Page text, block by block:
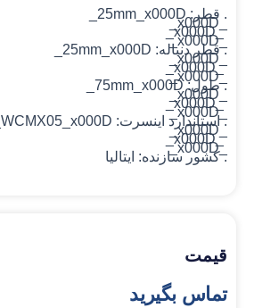
. قطر: 25mm _x000D_
_x000D_
_x000D_
_x000D_
.قطر دنباله: 25mm _x000D_
_x000D_
_x000D_
_x000D_
.طول: 75mm _x000D_
_x000D_
_x000D_
_x000D_
.استاندارد اینسرت: WCMX05 _x000D_
_x000D_
_x000D_
_x000D_
.کشور سازنده: ایتالیا
قیمت
تماس بگیرید